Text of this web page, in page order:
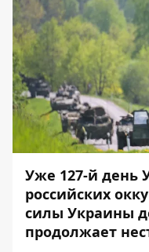
Уже 127-й день
российских
силы Украины
продолжает